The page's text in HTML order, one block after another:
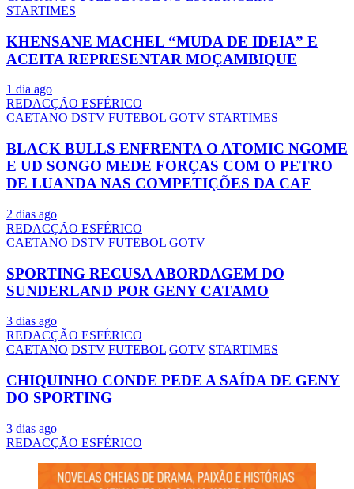
STARTIMES
KHENSANE MACHEL “MUDA DE IDEIA” E
ACEITA REPRESENTAR MOÇAMBIQUE
1 dia ago
REDACÇÃO ESFÉRICO
CAETANO DSTV FUTEBOL GOTV STARTIMES
BLACK BULLS ENFRENTA O ATOMIC NGOME
E UD SONGO MEDE FORÇAS COM O PETRO
DE LUANDA NAS COMPETIÇÕES DA CAF
2 dias ago
REDACÇÃO ESFÉRICO
CAETANO DSTV FUTEBOL GOTV
SPORTING RECUSA ABORDAGEM DO
SUNDERLAND POR GENY CATAMO
3 dias ago
REDACÇÃO ESFÉRICO
CAETANO DSTV FUTEBOL GOTV STARTIMES
CHIQUINHO CONDE PEDE A SAÍDA DE GENY
DO SPORTING
3 dias ago
REDACÇÃO ESFÉRICO